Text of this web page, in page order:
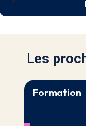
Les
Formation